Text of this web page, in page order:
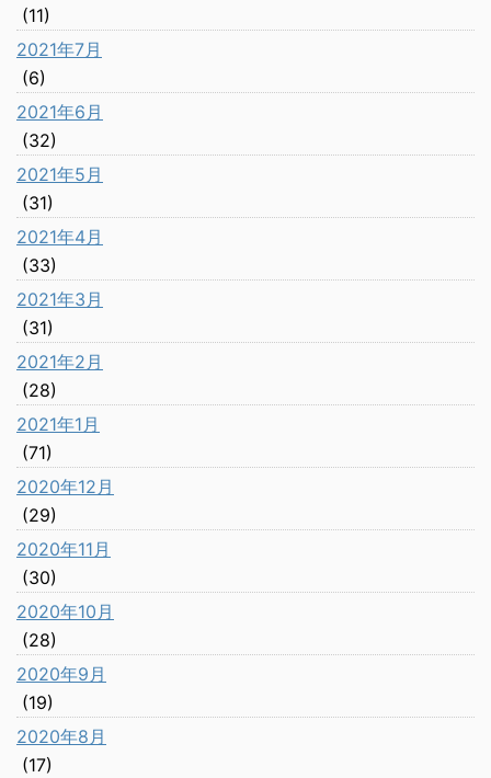
(11)
2021年7月
(6)
2021年6月
(32)
2021年5月
(31)
2021年4月
(33)
2021年3月
(31)
2021年2月
(28)
2021年1月
(71)
2020年12月
(29)
2020年11月
(30)
2020年10月
(28)
2020年9月
(19)
2020年8月
(17)